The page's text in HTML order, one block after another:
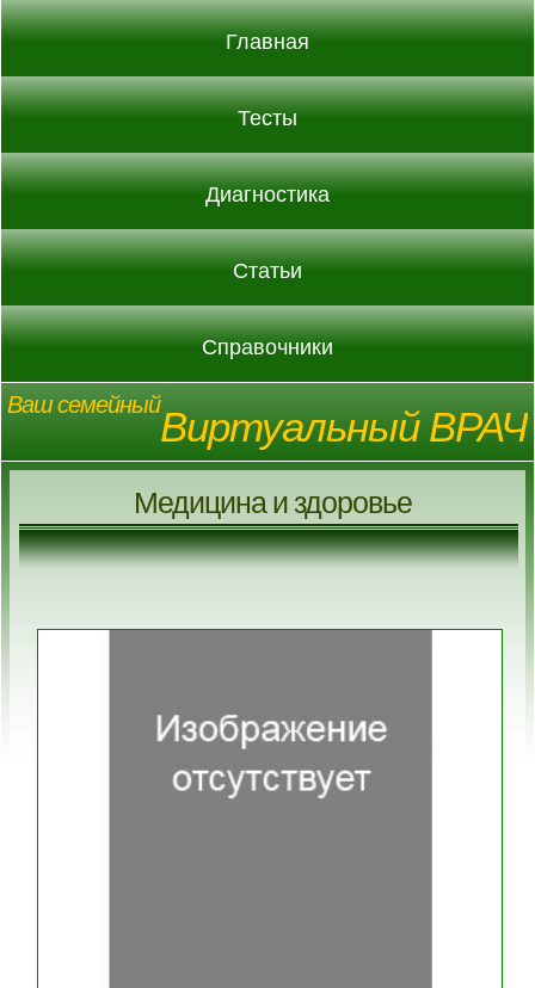
Главная
Тесты
Диагностика
Статьи
Справочники
Ваш семейныйВиртуальный ВРАЧ
Медицина и здоровье